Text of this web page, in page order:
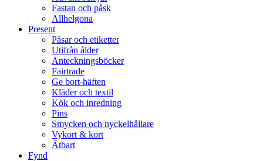
Fastan och påsk
Allhelgona
Present
Påsar och etiketter
Utifrån ålder
Anteckningsböcker
Fairtrade
Ge bort-häften
Kläder och textil
Kök och inredning
Pins
Smycken och nyckelhållare
Vykort & kort
Ätbart
Fynd